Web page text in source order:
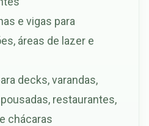
e vigas para
áreas de lazer e
decks, varandas,
restaurantes,
chácaras